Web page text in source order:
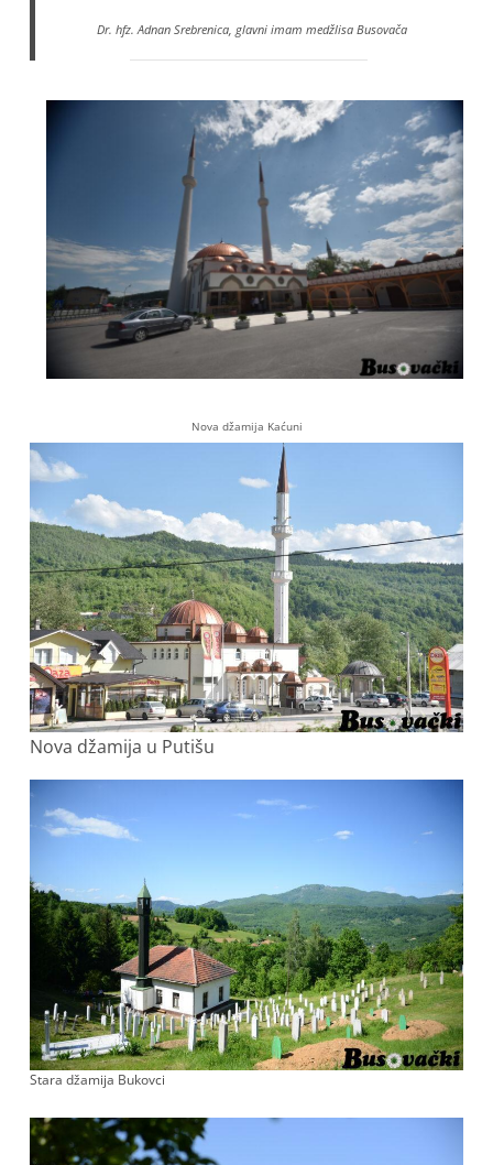
Dr. hfz. Adnan Srebrenica, glavni imam medžlisa Busovača
Nova džamija Kaćuni
Nova džamija u Putišu
Stara džamija Bukovci